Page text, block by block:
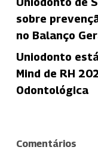
sobre
no Balanço
Uniodonto
Mind de RH
Odontológica
Comentários